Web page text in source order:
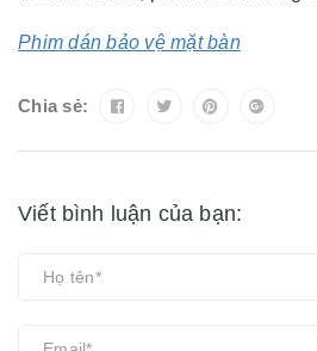
Phim dán bảo vệ mặt bàn
Chia sẻ:
Viết bình luận của bạn: